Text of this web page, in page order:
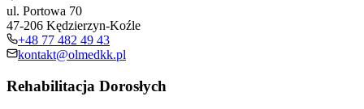
ul. Portowa 70
47-206 Kędzierzyn-Koźle
+48 77 482 49 43
kontakt@olmedkk.pl
Rehabilitacja Dorosłych